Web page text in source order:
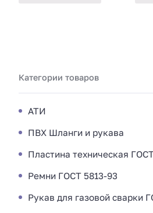
Категории товаров
АТИ
ПВХ Шланги и рукава
Пластина техническая
Ремни ГОСТ 5813-93
Рукав для газовой сварки